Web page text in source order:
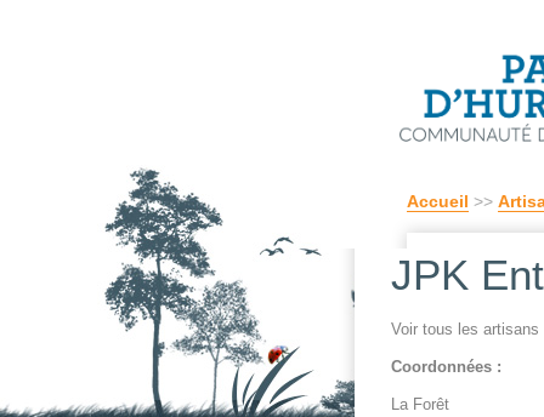
Accueil >>
JPK
Voir tous les
Coordonnées :
La Forêt